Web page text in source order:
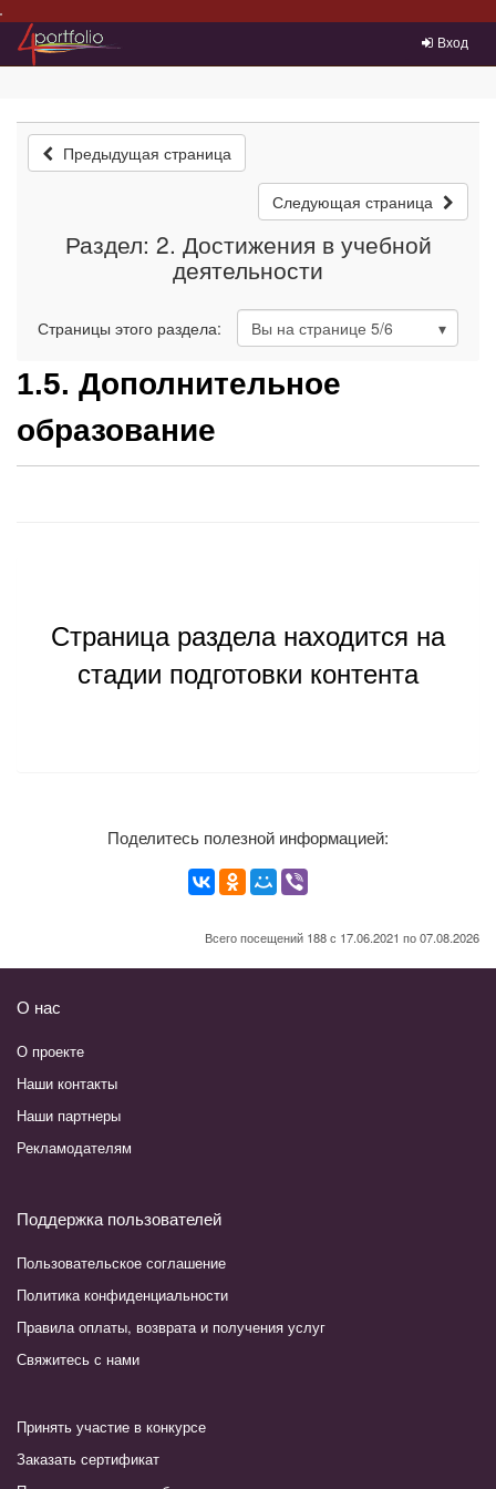
Преейти на главное меню
Вход
Предыдущая страница
Следующая страница
Раздел: 2. Достижения в учебной
деятельности
Страницы этого раздела: Вы на странице 5/6
1.5. Дополнительное
образование
Страница раздела находится на
стадии подготовки контента
Поделитесь полезной информацией:
Всего посещений 188 с 17.06.2021 по 07.08.2026
О нас
О проекте
Наши контакты
Наши партнеры
Рекламодателям
Поддержка пользователей
Пользовательское соглашение
Политика конфиденциальности
Правила оплаты, возврата и получения услуг
Свяжитесь с нами
Принять участие в конкурсе
Заказать сертификат